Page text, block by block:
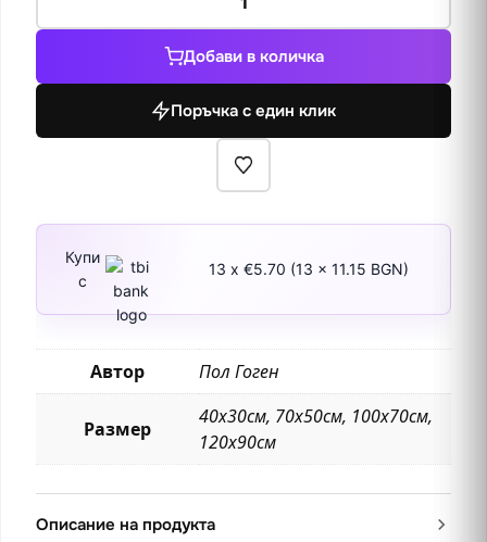
Три
Добави в количка
Поръчка с един клик
Купи
с
13 x €5.70 (13 x 11.15 BGN)
Автор Пол Гоген
Размер
40х30см, 70х50см, 100х70см,
120х90см
Описание на продукта